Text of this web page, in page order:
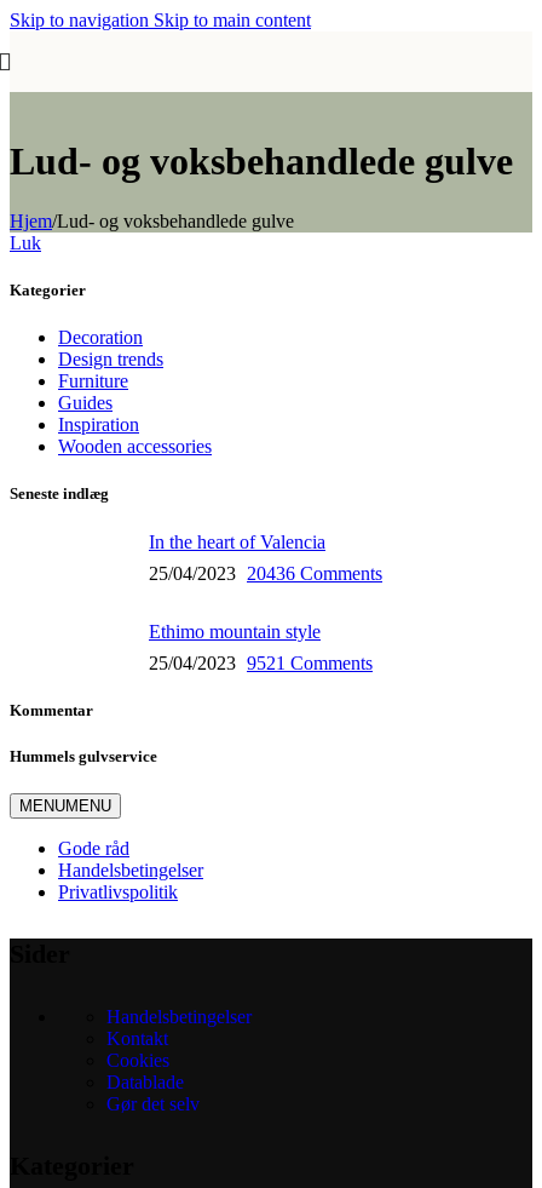
Skip to navigation Skip to main content
Lud- og voksbehandlede gulve
Hjem/Lud- og voksbehandlede gulve
Luk
Kategorier
Decoration
Design trends
Furniture
Guides
Inspiration
Wooden accessories
Seneste indlæg
In the heart of Valencia
25/04/2023 20436 Comments
Ethimo mountain style
25/04/2023 9521 Comments
Kommentar
Hummels gulvservice
MENUMENU
Gode råd
Handelsbetingelser
Privatlivspolitik
Handelsbetingelser
Kontakt
Cookies
Datablade
Gør det selv